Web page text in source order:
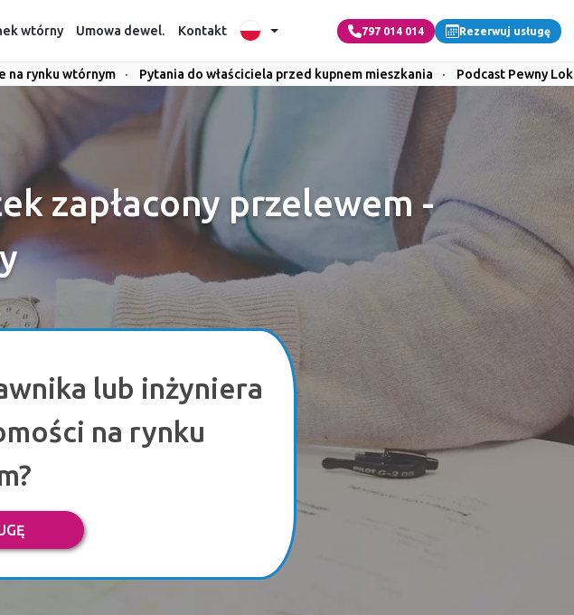
wtórny Umowa dewel. Kontakt 797 014 014 Rezerwuj usługę
na rynku wtórnym · Pytania do właściciela przed kupnem mieszkania · Podcast Pewny
zapłacony przelewem -
lub inżyniera
na rynku